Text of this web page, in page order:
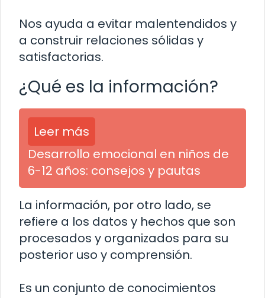
Nos ayuda a evitar malentendidos y
a construir relaciones sólidas y
satisfactorias.
¿Qué es la información?
Leer más
Desarrollo emocional en niños de
6-12 años: consejos y pautas
La información, por otro lado, se
refiere a los datos y hechos que son
procesados y organizados para su
posterior uso y comprensión.
Es un conjunto de conocimientos